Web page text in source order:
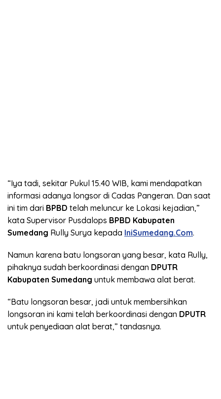
“Iya tadi, sekitar Pukul 15.40 WIB, kami mendapatkan
informasi adanya longsor di Cadas Pangeran. Dan saat
ini tim dari BPBD telah meluncur ke Lokasi kejadian,”
kata Supervisor Pusdalops BPBD Kabupaten
Sumedang Rully Surya kepada IniSumedang.Com.
Namun karena batu longsoran yang besar, kata Rully,
pihaknya sudah berkoordinasi dengan DPUTR
Kabupaten Sumedang untuk membawa alat berat.
“Batu longsoran besar, jadi untuk membersihkan
longsoran ini kami telah berkoordinasi dengan DPUTR
untuk penyediaan alat berat,” tandasnya.